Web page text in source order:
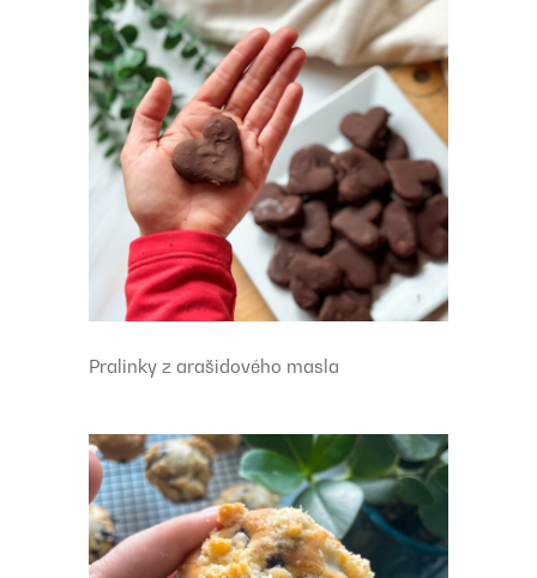
Pralinky z arašidového masla